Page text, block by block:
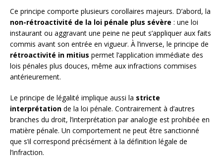
Ce principe comporte plusieurs corollaires majeurs. D’abord, la
non-rétroactivité de la loi pénale plus sévère : une loi
instaurant ou aggravant une peine ne peut s’appliquer aux faits
commis avant son entrée en vigueur. À l’inverse, le principe de
rétroactivité in mitius permet l’application immédiate des
lois pénales plus douces, même aux infractions commises
antérieurement.
Le principe de légalité implique aussi la stricte
interprétation de la loi pénale. Contrairement à d’autres
branches du droit, l’interprétation par analogie est prohibée en
matière pénale. Un comportement ne peut être sanctionné
que s’il correspond précisément à la définition légale de
l’infraction.